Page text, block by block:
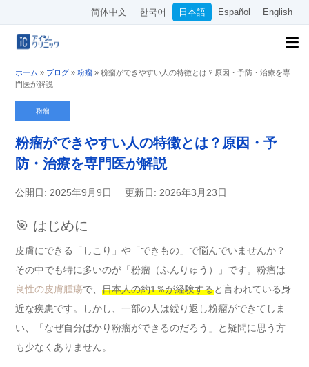
简体中文 한국어 日本語 Español English
ホーム » ブログ » 粉瘤 » 粉瘤ができやすい人の特徴とは？原因・予防・治療を専
門医が解説
粉瘤
粉瘤ができやすい人の特徴とは？原因・予
防・治療を専門医が解説
公開日: 2025年9月9日 更新日: 2026年3月23日
🎯 はじめに
皮膚にできる「しこり」や「できもの」で悩んでいませんか？
その中でも特に多いのが「粉瘤（ふんりゅう）」です。粉瘤は
良性の皮膚腫瘍で、 日本人の約1％が経験すると言われている身
近な疾患です。しかし、一部の人は繰り返し粉瘤ができてしま
い、「なぜ自分ばかり粉瘤ができるのだろう」と疑問に思う方
も少なくありません。